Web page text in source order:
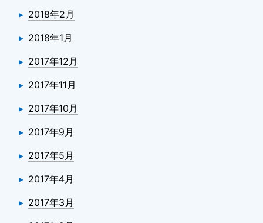
2018年2月
2018年1月
2017年12月
2017年11月
2017年10月
2017年9月
2017年5月
2017年4月
2017年3月